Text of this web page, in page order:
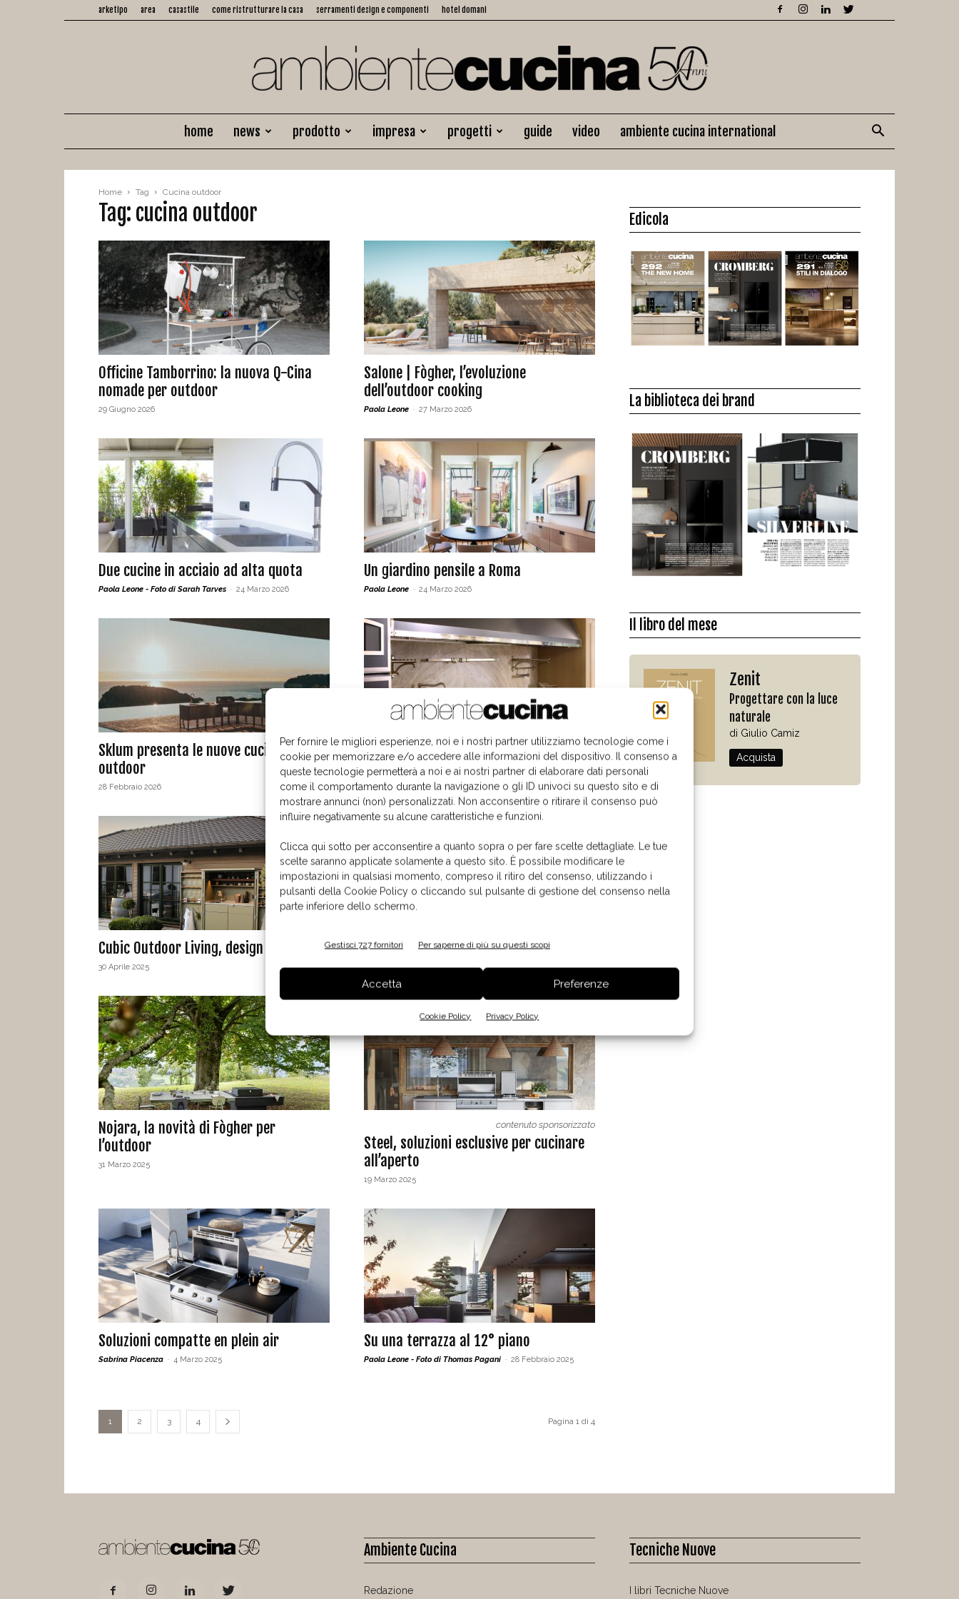
Per fornire le migliori esperienze, noi e i nostri partner utilizziamo tecnologie come i
cookie per memorizzare e/o accedere alle informazioni del dispositivo. Il consenso a
queste tecnologie permetterà a noi e ai nostri partner di elaborare dati personali
come il comportamento durante la navigazione o gli ID univoci su questo sito e di
mostrare annunci (non) personalizzati. Non acconsentire o ritirare il consenso può
influire negativamente su alcune caratteristiche e funzioni.
Clicca qui sotto per acconsentire a quanto sopra o per fare scelte dettagliate. Le tue
scelte saranno applicate solamente a questo sito. È possibile modificare le
impostazioni in qualsiasi momento, compreso il ritiro del consenso, utilizzando i
pulsanti della Cookie Policy o cliccando sul pulsante di gestione del consenso nella
parte inferiore dello schermo.
Gestisci 727 fornitori Per saperne di più su questi scopi
Accetta Preferenze
Cookie Policy Privacy Policy
arketipo area casastile come ristrutturare la casa serramenti design e componenti hotel domani
Ambiente
home news prodotto impresa progetti guide video ambiente cucina international
Home Tag Cucina outdoor
Tag: cucina outdoor
Officine Tamborrino: la nuova Q-Cina
nomade per outdoor
29 Giugno 2026
Salone | Fògher, l’evoluzione
dell’outdoor cooking
Paola Leone - 27 Marzo 2026
Due cucine in acciaio ad alta quota
Paola Leone - Foto di Sarah Tarves - 24 Marzo 2026
Un giardino pensile a Roma
Paola Leone - 24 Marzo 2026
Sklum presenta le nuove cucine
outdoor
28 Febbraio 2026
Officine Gullo partecipa a Decorex 2025
14 Luglio 2025
Cubic Outdoor Living, design e praticità
30 Aprile 2025
The Rok, cucina outdoor tecnologica
26 Aprile 2025
Nojara, la novità di Fògher per
l’outdoor
31 Marzo 2025
contenuto sponsorizzato
Steel, soluzioni esclusive per cucinare
all’aperto
19 Marzo 2025
Soluzioni compatte en plein air
Sabrina Piacenza - 4 Marzo 2025
Su una terrazza al 12° piano
Paola Leone - Foto di Thomas Pagani - 28 Febbraio 2025
1 2 3 4 Pagina 1 di 4
Edicola
La biblioteca dei brand
Il libro del mese
Zenit
Progettare con la luce
naturale
di Giulio Camiz
Acquista
Ambiente Cucina
Redazione
Tecniche Nuove
I libri Tecniche Nuove